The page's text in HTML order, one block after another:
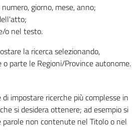
giorno, mese, anno;
o nel testo.
la ricerca selezionando,
parte le Regioni/Province autonome.
impostare ricerche più complesse in
si desidera ottenere; ad esempio si
parole non contenute nel Titolo o nel